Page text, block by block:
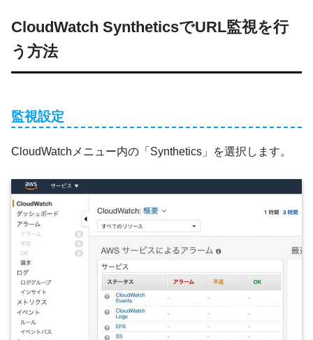
CloudWatch SyntheticsでURL監視を行
う方法
監視設定
CloudWatchメニュー内の「Synthetics」を選択します。